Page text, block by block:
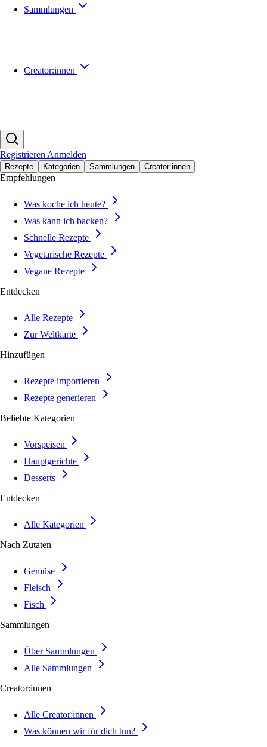
Sammlungen
Creator:innen
Registrieren Anmelden
Rezepte Kategorien Sammlungen Creator:innen
Empfehlungen
Was koche ich heute?
Was kann ich backen?
Schnelle Rezepte
Vegetarische Rezepte
Vegane Rezepte
Entdecken
Alle Rezepte
Zur Weltkarte
Hinzufügen
Rezepte importieren
Rezepte generieren
Beliebte Kategorien
Vorspeisen
Hauptgerichte
Desserts
Entdecken
Alle Kategorien
Nach Zutaten
Gemüse
Fleisch
Fisch
Sammlungen
Über Sammlungen
Alle Sammlungen
Creator:innen
Alle Creator:innen
Was können wir für dich tun?